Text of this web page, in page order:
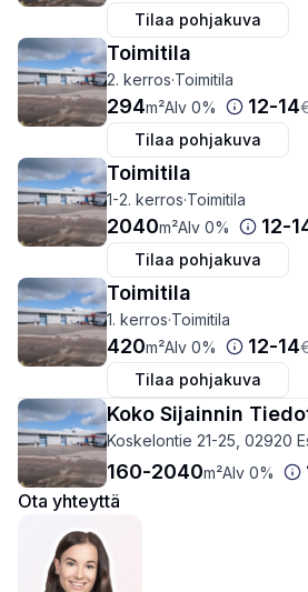
Tilaa pohjakuva
Toimitila
2. kerros·Toimitila
294m²Alv 0% 12-14
Tilaa pohjakuva
Toimitila
1-2. kerros·Toimitila
2040m²Alv 0% 12-
Tilaa pohjakuva
Toimitila
1. kerros·Toimitila
420m²Alv 0% 12-14
Tilaa pohjakuva
Koko Sijainnin
Koskelontie 21-25, 02920
160-2040m²Alv 0%
Ota yhteyttä